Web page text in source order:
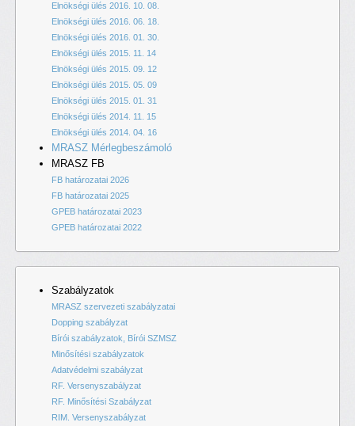
Elnökségi ülés 2016. 10. 08.
Elnökségi ülés 2016. 06. 18.
Elnökségi ülés 2016. 01. 30.
Elnökségi ülés 2015. 11. 14
Elnökségi ülés 2015. 09. 12
Elnökségi ülés 2015. 05. 09
Elnökségi ülés 2015. 01. 31
Elnökségi ülés 2014. 11. 15
Elnökségi ülés 2014. 04. 16
MRASZ Mérlegbeszámoló
MRASZ FB
FB határozatai 2026
FB határozatai 2025
GPEB határozatai 2023
GPEB határozatai 2022
Szabályzatok
MRASZ szervezeti szabályzatai
Dopping szabályzat
Bírói szabályzatok, Bírói SZMSZ
Minősítési szabályzatok
Adatvédelmi szabályzat
RF. Versenyszabályzat
RF. Minősítési Szabályzat
RIM. Versenyszabályzat